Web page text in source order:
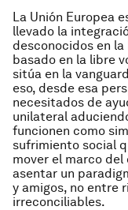
La Unión Europea
llevado la
desconocidos en
basado en la libre
sitúa en la
eso, desde esa
necesitados de
unilateral
funcionen como
sufrimiento social
mover el marco
asentar un
y amigos, no entre
irreconciliables.